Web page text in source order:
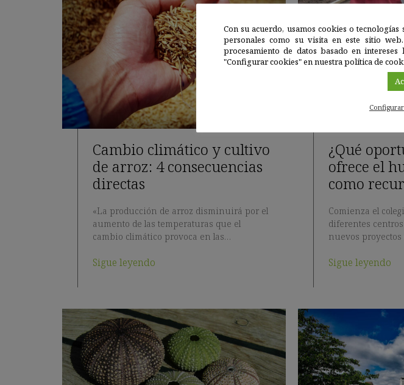
Cambio climático y cultivo
de arroz: 4 consecuencias
directas
«La producción de arroz disminuirá por el
aumento de las temperaturas que el
cambio climático provoca en las…
Sigue leyendo
¿Qué
ofrece el
como
Comienza el
diferentes
nuevos
Sigue leyendo
Con su acuerdo, usamos cookies o
personales como su visita en este sitio
procesamiento de datos basado en
"Configurar cookies" en nuestra política de